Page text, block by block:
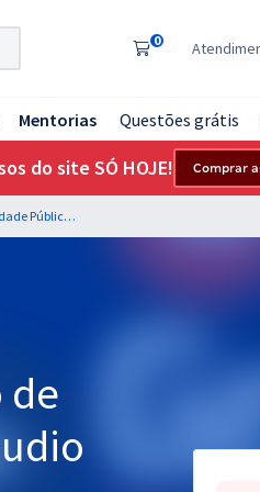
0
Mentorias Questões grátis
do site SÓ HOJE! Comprar
Câmara Municipal de Joinville/SC - Contabilidade Pública Para o Cargo de Controlador Interno - Professor Claudio Zorzo (Pós-Edital)
de